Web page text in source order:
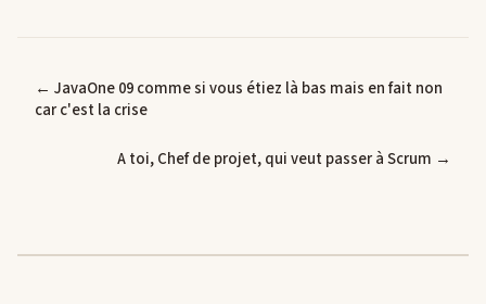
← JavaOne 09 comme si vous étiez là bas mais en fait non
car c'est la crise
A toi, Chef de projet, qui veut passer à Scrum →